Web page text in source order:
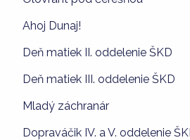
Ahoj Dunaj!
Deň matiek II. oddelenie ŠKD
Deň matiek III. oddelenie ŠKD
Mladý záchranár
Dopraváčik IV. a V. oddelenie